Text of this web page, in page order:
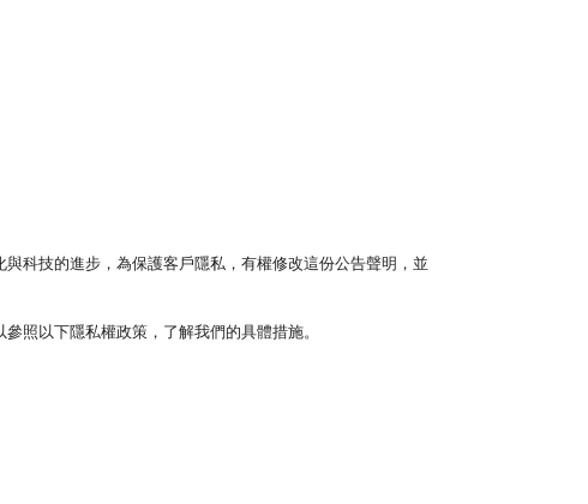
科技的進步，為保護客戶隱私，有權修改這份公告聲明，並
照以下隱私權政策，了解我們的具體措施。